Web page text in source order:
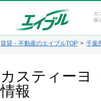
カ
探
賃貸・不動産のエイブルTOP 千葉
カスティーヨ
情報